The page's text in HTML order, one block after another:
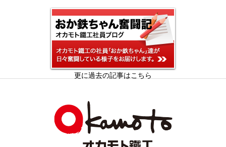
更に過去の記事はこちら